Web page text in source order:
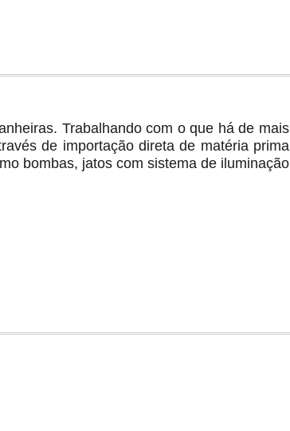
Trabalhando com o que há de mais
de importação direta de matéria prima
bombas, jatos com sistema de iluminação